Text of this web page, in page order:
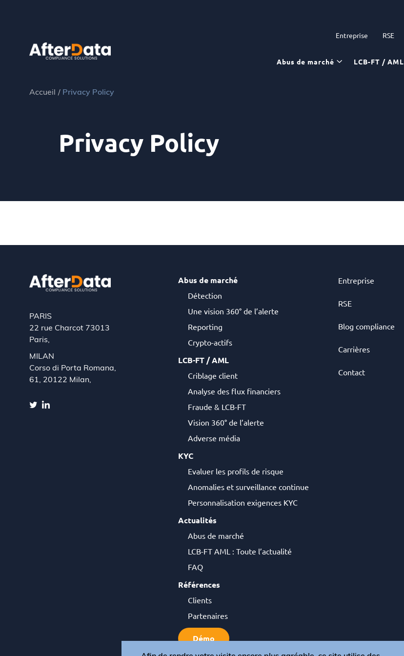
Entreprise RSE
Abus de marché LCB-FT / AML
Accueil Privacy Policy
Privacy Policy
PARIS
22 rue Charcot 73013
Paris,
MILAN
Corso di Porta Romana,
61, 20122 Milan,
Abus de marché
Détection
Une vision 360° de l’alerte
Reporting
Crypto-actifs
LCB-FT / AML
Criblage client
Analyse des flux financiers
Fraude & LCB-FT
Vision 360° de l’alerte
Adverse média
KYC
Evaluer les profils de risque
Anomalies et surveillance continue
Personnalisation exigences KYC
Actualités
Abus de marché
LCB-FT AML : Toute l’actualité
FAQ
Références
Clients
Partenaires
Démo
Entreprise
RSE
Blog compliance
Carrières
Contact